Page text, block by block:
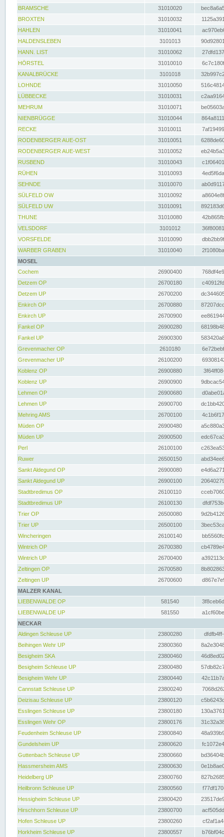
BRAMSCHE
31010020
BROXTEN
31010032
HAHLEN
31010041
HALDENSLEBEN
3101013
HANN. LIST
31010062
HÖRSTEL
31010010
KANALBRÜCKE
3101018
LOHNDE
31010050
LÜBBECKE
31010031
MEHRUM
31010071
NIENBRÜGGE
31010044
RECKE
31010011
RODENBERGER AUE-OST
31010051
RODENBERGER AUE-WEST
31010052
RUSBEND
31010043
RÜHEN
31010093
SEHNDE
31010070
SÜLFELD OW
31010092
SÜLFELD UW
31010091
THUNE
31010080
VELSDORF
3101012
VORSFELDE
31010090
WARBER GRABEN
31010040
MOSEL
Cochem
26900400
Detzem OP
26700180
Detzem UP
26700200
Enkirch OP
26700880
Enkirch UP
26700900
Fankel OP
26900280
Fankel UP
26900300
Grevenmacher OP
2610180
Grevenmacher UP
26100200
Koblenz OP
26900880
Koblenz UP
26900900
Lehmen OP
26900680
Lehmen UP
26900700
Mehring AMS
26700100
Müden OP
26900480
Müden UP
26900500
Perl
26100100
Ruwer
26500150
Sankt Aldegund OP
26900080
Sankt Aldegund UP
26900100
Stadtbredimus OP
26100110
Stadtbredimus UP
26100130
Trier OP
26500080
Trier UP
26500100
Wincheringen
26100140
Wintrich OP
26700380
Wintrich UP
26700400
Zeltingen OP
26700580
Zeltingen UP
26700600
MALZER KANAL
LIEBENWALDE OP
581540
LIEBENWALDE UP
581550
NECKAR
Aldingen Schleuse UP
23800280
Beihingen Wehr UP
23800360
Besigheim SKA
23800460
Besigheim Schleuse UP
23800480
Besigheim Wehr UP
23800440
Cannstatt Schleuse UP
23800240
Deizisau Schleuse UP
23800120
Esslingen Schleuse UP
23800180
Esslingen Wehr OP
23800176
Feudenheim Schleuse UP
23800840
Gundelsheim UP
23800620
Guttenbach Schleuse UP
23800660
Hassmersheim AMS
23800630
Heidelberg UP
23800760
Heilbronn Schleuse UP
23800560
Hessigheim Schleuse UP
23800420
Hirschhorn Schleuse UP
23800700
Hofen Schleuse UP
23800260
Horkheim Schleuse UP
23800557